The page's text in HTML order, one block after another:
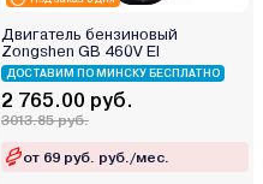
Двигатель бензиновый
Zongshen GB 460V EI
ДОСТАВИМ ПО МИНСКУ БЕСПЛАТНО
2 765.00 руб.
3013.85 руб.
от 69 руб. руб./мес.